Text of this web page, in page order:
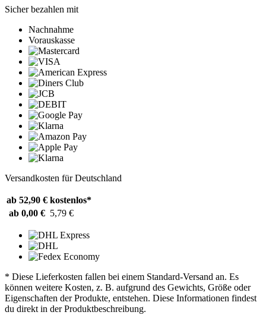
Sicher bezahlen mit
Nachnahme
Vorauskasse
Versandkosten für Deutschland
ab 52,90 € kostenlos*
ab 0,00 € 5,79 €
* Diese Lieferkosten fallen bei einem Standard-Versand an. Es
können weitere Kosten, z. B. aufgrund des Gewichts, Größe oder
Eigenschaften der Produkte, entstehen. Diese Informationen findest
du direkt in der Produktbeschreibung.